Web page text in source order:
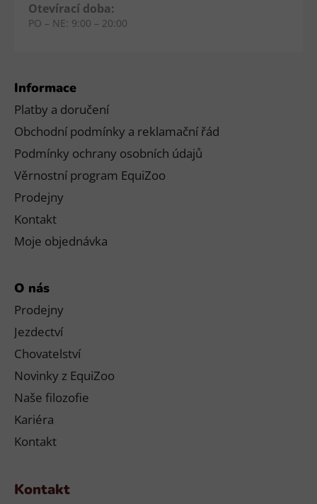
Informace
Platby a doručení
Obchodní podmínky a reklamační řád
Podmínky ochrany osobních údajů
Věrnostní program EquiZoo
Prodejny
Kontakt
Moje objednávka
O nás
Prodejny
Jezdectví
Chovatelství
Novinky z EquiZoo
Naše filozofie
Kariéra
Kontakt
Kontakt
Otevírací doba:
PO – NE: 9:00 – 20:00